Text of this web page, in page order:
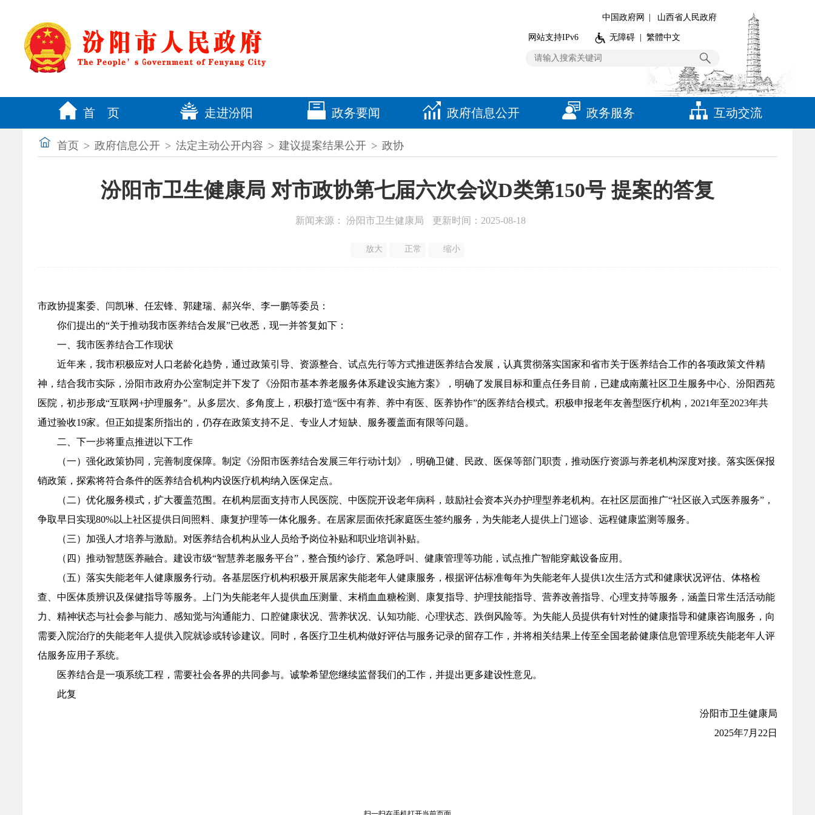
中国政府网 山西省人民政府
网站支持IPv6 无障碍 繁體中文
首 页 走进汾阳 政务要闻 政府信息公开 政务服务 互动交流
首页 > 政府信息公开 > 法定主动公开内容 > 建议提案结果公开 > 政协
汾阳市卫生健康局 对市政协第七届六次会议D类第150号 提案的答复
新闻来源： 汾阳市卫生健康局 更新时间：2025-08-18
放大 正常 缩小
市政协提案委、闫凯琳、任宏锋、郭建瑞、郝兴华、李一鹏等委员：
你们提出的“关于推动我市医养结合发展”已收悉，现一并答复如下：
一、我市医养结合工作现状
近年来，我市积极应对人口老龄化趋势，通过政策引导、资源整合、试点先行等方式推进医养结合发展，认真贯彻落实国家和省市关于医养结合工作的各项政策文件精
神，结合我市实际，汾阳市政府办公室制定并下发了《汾阳市基本养老服务体系建设实施方案》，明确了发展目标和重点任务目前，已建成南薰社区卫生服务中心、汾阳西苑
医院，初步形成“互联网+护理服务”。从多层次、多角度上，积极打造“医中有养、养中有医、医养协作”的医养结合模式。积极申报老年友善型医疗机构，2021年至2023年共
通过验收19家。但正如提案所指出的，仍存在政策支持不足、专业人才短缺、服务覆盖面有限等问题。
二、下一步将重点推进以下工作
（一）强化政策协同，完善制度保障。制定《汾阳市医养结合发展三年行动计划》，明确卫健、民政、医保等部门职责，推动医疗资源与养老机构深度对接。落实医保报
销政策，探索将符合条件的医养结合机构内设医疗机构纳入医保定点。
（二）优化服务模式，扩大覆盖范围。在机构层面支持市人民医院、中医院开设老年病科，鼓励社会资本兴办护理型养老机构。在社区层面推广“社区嵌入式医养服务”，
争取早日实现80%以上社区提供日间照料、康复护理等一体化服务。在居家层面依托家庭医生签约服务，为失能老人提供上门巡诊、远程健康监测等服务。
（三）加强人才培养与激励。对医养结合机构从业人员给予岗位补贴和职业培训补贴。
（四）推动智慧医养融合。建设市级“智慧养老服务平台”，整合预约诊疗、紧急呼叫、健康管理等功能，试点推广智能穿戴设备应用。
（五）落实失能老年人健康服务行动。各基层医疗机构积极开展居家失能老年人健康服务，根据评估标准每年为失能老年人提供1次生活方式和健康状况评估、体格检
查、中医体质辨识及保健指导等服务。上门为失能老年人提供血压测量、末梢血血糖检测、康复指导、护理技能指导、营养改善指导、心理支持等服务，涵盖日常生活活动能
力、精神状态与社会参与能力、感知觉与沟通能力、口腔健康状况、营养状况、认知功能、心理状态、跌倒风险等。为失能人员提供有针对性的健康指导和健康咨询服务，向
需要入院治疗的失能老年人提供入院就诊或转诊建议。同时，各医疗卫生机构做好评估与服务记录的留存工作，并将相关结果上传至全国老龄健康信息管理系统失能老年人评
估服务应用子系统。
医养结合是一项系统工程，需要社会各界的共同参与。诚挚希望您继续监督我们的工作，并提出更多建设性意见。
此复
汾阳市卫生健康局
2025年7月22日